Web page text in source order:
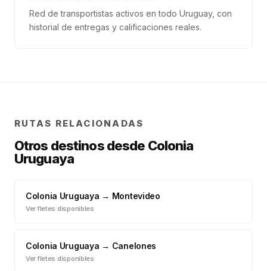
Red de transportistas activos en todo Uruguay, con
historial de entregas y calificaciones reales.
RUTAS RELACIONADAS
Otros destinos desde Colonia
Uruguaya
Colonia Uruguaya → Montevideo
Ver fletes disponibles
Colonia Uruguaya → Canelones
Ver fletes disponibles